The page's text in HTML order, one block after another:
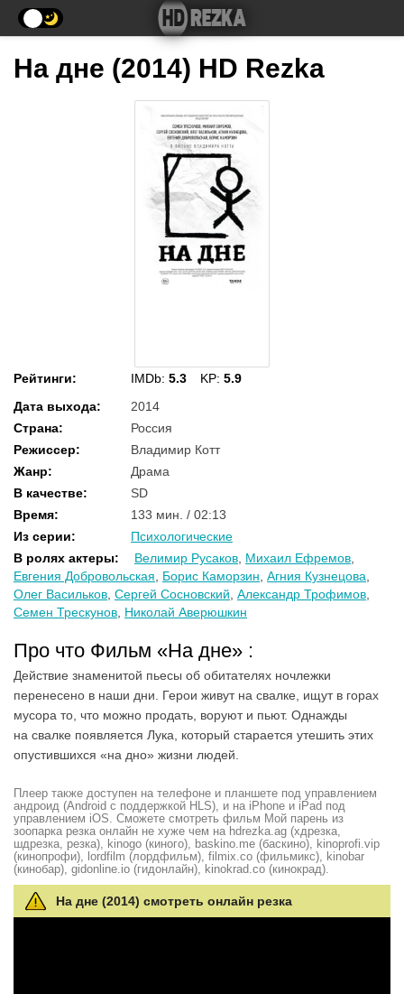
На дне (2014) HD Rezka
Рейтинги: IMDb: 5.3 KP: 5.9
Дата выхода:
2014
Страна:
Россия
Режиссер:
Владимир Котт
Жанр:
Драма
В качестве:
SD
Время:
133 мин. / 02:13
Из серии:
Психологические
В ролях актеры: Велимир Русаков Михаил Ефремов
Евгения Добровольская
Борис Каморзин Агния Кузнецова
Олег Васильков Сергей Сосновский Александр Трофимов
Семен Трескунов Николай Аверюшкин
Про что Фильм «На дне» :
Действие знаменитой пьесы об обитателях ночлежки
перенесено в наши дни. Герои живут на свалке, ищут в горах
мусора то, что можно продать, воруют и пьют. Однажды
на свалке появляется Лука, который старается утешить этих
опустившихся «на дно» жизни людей.
Плеер также доступен на телефоне и планшете под управлением
андроид (Android с поддержкой HLS), и на iPhone и iPad под
управлением iOS. Сможете смотреть фильм Мой парень из
зоопарка резка онлайн не хуже чем на hdrezka.ag (хдрезка,
шдрезка, резка), kinogo (киного), baskino.me (баскино), kinoprofi.vip
(кинопрофи), lordfilm (лордфильм), filmix.co (фильмикс), kinobar
(кинобар), gidonline.io (гидонлайн), kinokrad.сo (кинокрад).
На дне (2014) смотреть онлайн резка